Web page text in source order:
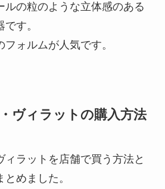
ルの粒のような立体感のある
す。
ォルムが人気です。
ヴィラットの購入方法
ィラットを店舗で買う方法と
めました。